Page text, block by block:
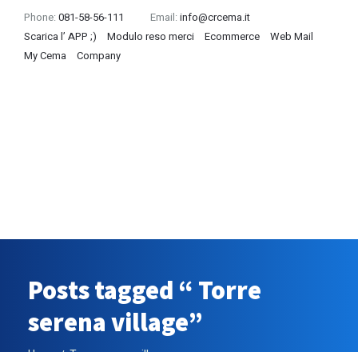
Phone: 081-58-56-111 Email: info@crcema.it
Scarica l’ APP ;)
Modulo reso merci Ecommerce
Web Mail
My Cema
Company
Posts tagged “ Torre
serena village”